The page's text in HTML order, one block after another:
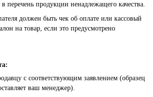
в перечень продукции ненадлежащего качества.
должен быть чек об оплате или кассовый
на товар, если это предусмотрено
с соответствующим заявлением (образец
ваш менеджер).